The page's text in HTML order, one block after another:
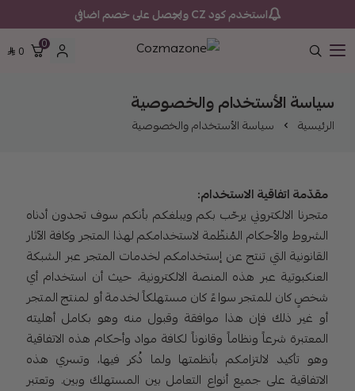
استخدم كود CZ واحصل على خصم اضافي
Cozmazone
0
0
سياسة الأستخدام والخصوصية
الرئيسية سياسة الأستخدام والخصوصية
مقدّمة اتفاقية الاستخدام:
متجرنا الالكتروني يرحّب بكم ويبلغكم بأنكم سوف تجدون أدناه
الشروط والأحكام المُنظّمة لاستخدامكم لهذا المتجر وكافة الآثار
القانونية التي تنتج عن إستخدامكم لخدمات المتجر عبر الشبكة
العنكبوتية عبر هذه المنصة الالكترونية، حيث أن استخدام أي
شخصٍ كان للمتجر سواءً كان مستهلكاً لخدمة أو لمنتج المتجر
أو غير ذلك فإن هذا موافقة وقبول منه وهو بكامل أهليته
المعتبرة شرعاً ونظاماً وقانوناً لكافة مواد وأحكام هذه الاتفاقية
وهو تأكيد لالتزامكم بأنظمتها ولما ذُكر فيها، وتسري هذه
الاتفاقية على جميع أنواع التعامل بين المستهلك وبين. وتعتبر